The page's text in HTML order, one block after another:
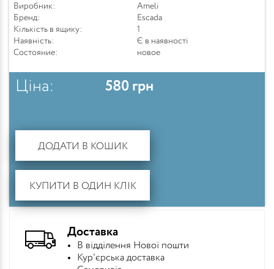
Виробник:
Ameli
Бренд:
Escada
Кількість в ящику:
1
Наявність:
Є в наявності
Состояние:
новое
Ціна: 580 грн
ДОДАТИ В КОШИК
КУПИТИ В ОДИН КЛІК
Доставка
В відділення Нової пошти
Кур'єрська доставка